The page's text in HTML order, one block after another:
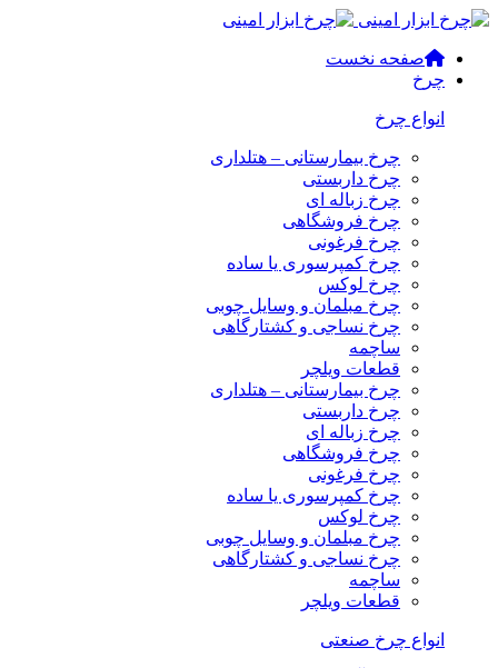
صفحه نخست
چرخ
انواع چرخ
چرخ بیمارستانی – هتلداری
چرخ داربستی
چرخ زباله ای
چرخ فروشگاهی
چرخ فرغونی
چرخ کمپرسوری یا ساده
چرخ لوکس
چرخ مبلمان و وسایل چوبی
چرخ نساجی و کشتارگاهی
ساچمه
قطعات ویلچر
چرخ بیمارستانی – هتلداری
چرخ داربستی
چرخ زباله ای
چرخ فروشگاهی
چرخ فرغونی
چرخ کمپرسوری یا ساده
چرخ لوکس
چرخ مبلمان و وسایل چوبی
چرخ نساجی و کشتارگاهی
ساچمه
قطعات ویلچر
انواع چرخ صنعتی